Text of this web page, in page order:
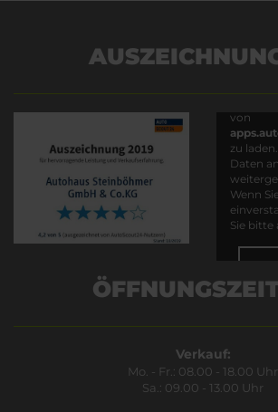
von
zu
Daten
Wenn
Sie bitte
Verkauf:
Mo. - Fr.: 08.00 - 18.00 Uhr
Sa.: 09.00 - 13.00 Uhr